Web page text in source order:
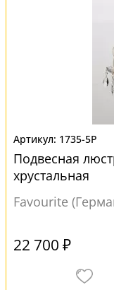
1735-5P
Подвесная
хрустальная
Favourite
22 700 ₽